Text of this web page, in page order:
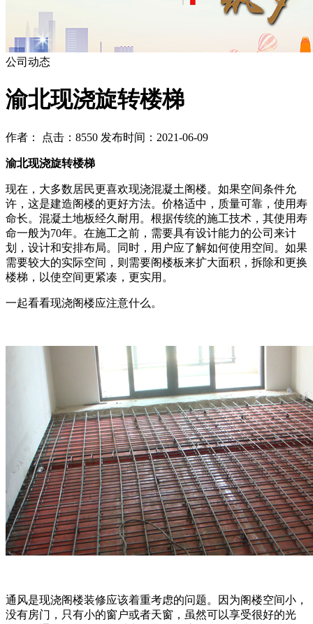
公司动态
渝北现浇旋转楼梯
作者： 点击：8550 发布时间：2021-06-09
渝北现浇旋转楼梯
现在，大多数居民更喜欢现浇混凝土阁楼。如果空间条件允
许，这是建造阁楼的更好方法。价格适中，质量可靠，使用寿
命长。混凝土地板经久耐用。根据传统的施工技术，其使用寿
命一般为70年。在施工之前，需要具有设计能力的公司来计
划，设计和安排布局。同时，用户应了解如何使用空间。如果
需要较大的实际空间，则需要阁楼板来扩大面积，拆除和更换
楼梯，以使空间更紧凑，更实用。
一起看看现浇阁楼应注意什么。
通风是现浇阁楼装修应该着重考虑的问题。因为阁楼空间小，
没有房门，只有小的窗户或者天窗，虽然可以享受很好的光